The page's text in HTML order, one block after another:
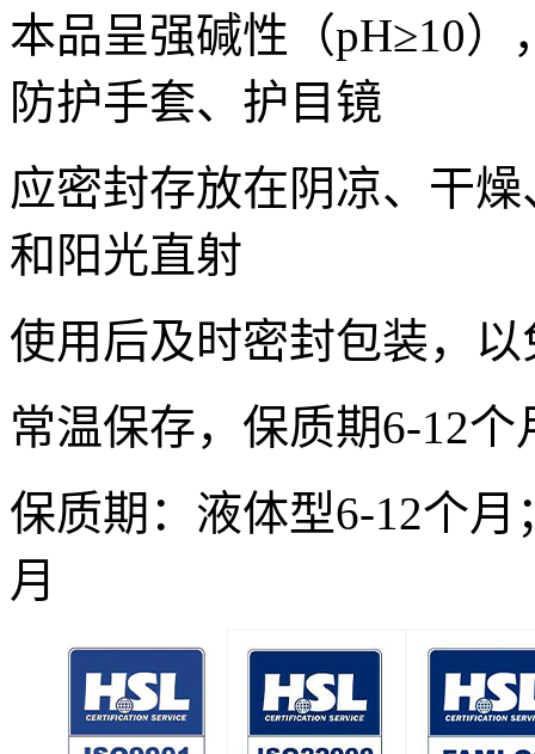
本品呈强碱性（pH≥10
防护手套、护目镜
应密封存放在阴凉、干
和阳光直射
使用后及时密封包装，
常温保存，保质期6-12
保质期：液体型6-12个
月